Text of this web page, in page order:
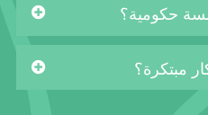
حكومية؟
مبتكرة؟